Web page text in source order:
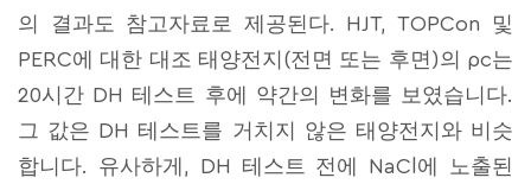
의 결과도 참고자료로 제공된다. HJT, TOPCon 및
PERC에 대한 대조 태양전지(전면 또는 후면)의 ρc는
20시간 DH 테스트 후에 약간의 변화를 보였습니다.
그 값은 DH 테스트를 거치지 않은 태양전지와 비슷
합니다. 유사하게, DH 테스트 전에 NaCl에 노출된